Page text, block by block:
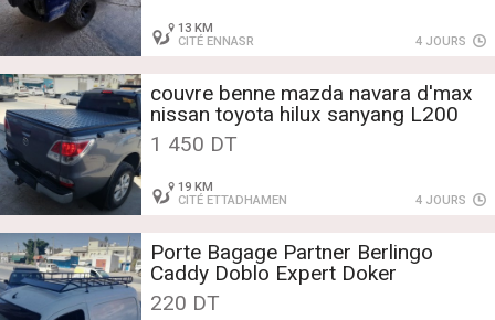
13 KM
CITÉ ENNASR
4 JOURS
couvre benne mazda navara d'max
nissan toyota hilux sanyang L200
1 450 DT
19 KM
CITÉ ETTADHAMEN
4 JOURS
Porte Bagage Partner Berlingo
Caddy Doblo Expert Doker
220 DT